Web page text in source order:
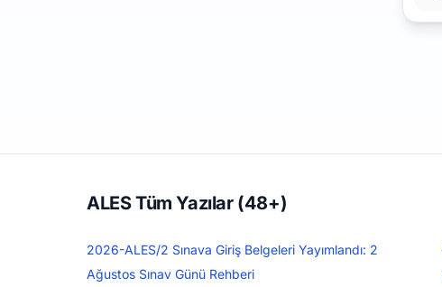
ALES Tüm Yazılar (48+)
2026-ALES/2 Sınava Giriş Belgeleri Yayımlandı: 2
Ağustos Sınav Günü Rehberi